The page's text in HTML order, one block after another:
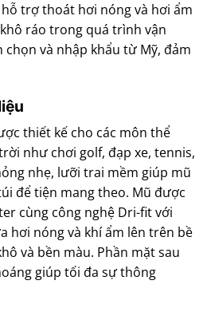
trợ thoát hơi nóng và hơi ẩm
ráo trong quá trình vận
và nhập khẩu từ Mỹ, đảm
thiết kế cho các môn thể
như chơi golf, đạp xe, tennis,
nhẹ, lưỡi trai mềm giúp mũ
để tiện mang theo. Mũ được
cùng công nghệ Dri-fit với
hơi nóng và khí ẩm lên trên bề
và bền màu. Phần mặt sau
giúp tối đa sự thông